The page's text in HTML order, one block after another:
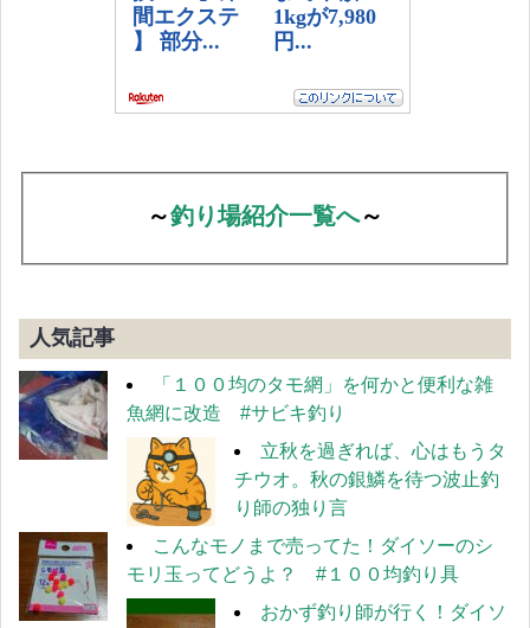
～釣り場紹介一覧へ～
人気記事
「１００均のタモ網」を何かと便利な雑
魚網に改造 #サビキ釣り
立秋を過ぎれば、心はもうタ
チウオ。秋の銀鱗を待つ波止釣
り師の独り言
こんなモノまで売ってた！ダイソーのシ
モリ玉ってどうよ？ #１００均釣り具
おかず釣り師が行く！ダイソ